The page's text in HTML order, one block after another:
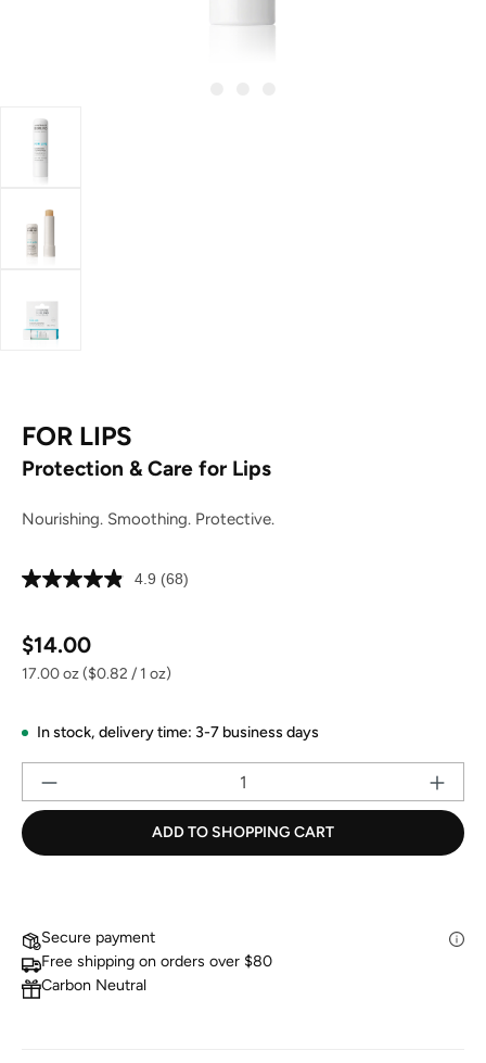
FOR LIPS
Protection & Care for Lips
Nourishing. Smoothing. Protective.
4.9 Read
link.
(68)
Regular price:
$14.00
17.00 oz($0.82 / 1 oz)
In stock, delivery time: 3-7 business days
ADD TO SHOPPING CART
Secure payment
Free shipping on orders over $80
Carbon Neutral